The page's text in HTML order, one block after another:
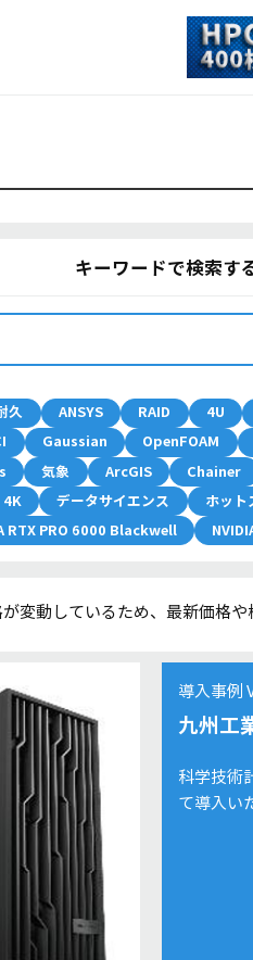
キーワードで検索す
久 ANSYS RAID 4U
Gaussian OpenFOAM
気象 ArcGIS Chainer
4K データサイエンス ホット
RTX PRO 6000 Blackwell
動しているため、最新価格や
導入事例
九州工
科学技術
て導入い